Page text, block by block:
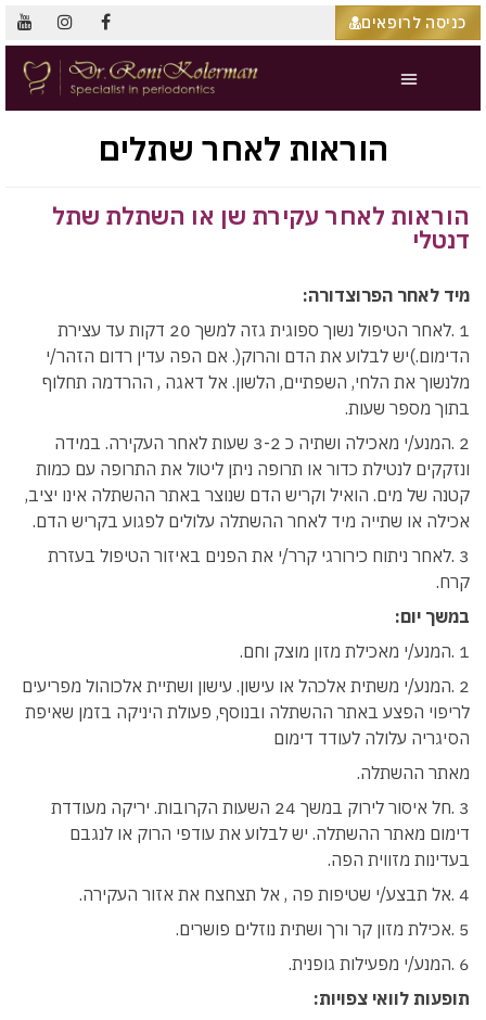
כניסה לרופאים
הוראות לאחר שתלים
הוראות לאחר עקירת שן או השתלת שתל
דנטלי
מיד לאחר הפרוצדורה:
1 .לאחר הטיפול נשוך ספוגית גזה למשך 20 דקות עד עצירת
הדימום.)יש לבלוע את הדם והרוק(. אם הפה עדין רדום הזהר/י
מלנשוך את הלחי, השפתיים, הלשון. אל דאגה , ההרדמה תחלוף
בתוך מספר שעות.
2 .המנע/י מאכילה ושתיה כ 3-2 שעות לאחר העקירה. במידה
ונזקקים לנטילת כדור או תרופה ניתן ליטול את התרופה עם כמות
קטנה של מים. הואיל וקריש הדם שנוצר באתר ההשתלה אינו יציב,
אכילה או שתייה מיד לאחר ההשתלה עלולים לפגוע בקריש הדם.
3 .לאחר ניתוח כירורגי קרר/י את הפנים באיזור הטיפול בעזרת
קרח.
במשך יום:
1 .המנע/י מאכילת מזון מוצק וחם.
2 .המנע/י משתית אלכהל או עישון. עישון ושתיית אלכוהול מפריעים
לריפוי הפצע באתר ההשתלה ובנוסף, פעולת היניקה בזמן שאיפת
הסיגריה עלולה לעודד דימום
מאתר ההשתלה.
3 .חל איסור לירוק במשך 24 השעות הקרובות. יריקה מעודדת
דימום מאתר ההשתלה. יש לבלוע את עודפי הרוק או לנגבם
בעדינות מזווית הפה.
4 .אל תבצע/י שטיפות פה , אל תצחצח את אזור העקירה.
5 .אכילת מזון קר ורך ושתית נוזלים פושרים.
6 .המנע/י מפעילות גופנית.
תופעות לוואי צפויות: